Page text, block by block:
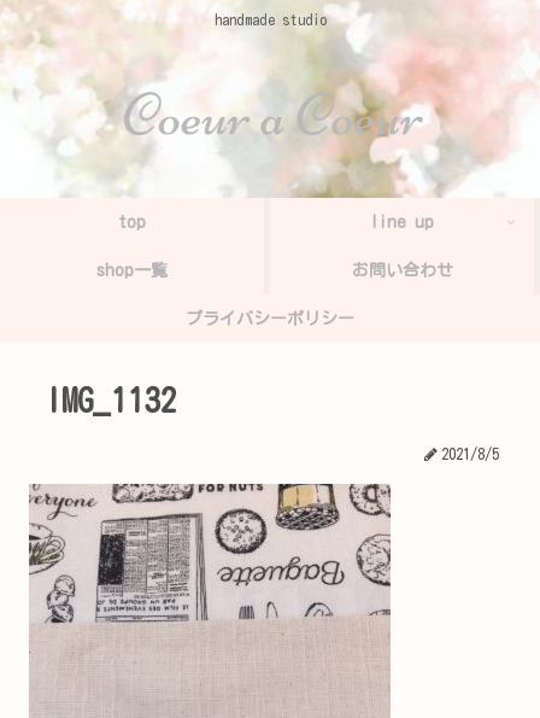
handmade studio
top line up
shop一覧 お問い合わせ
プライバシーポリシー
IMG_1132
2021/8/5